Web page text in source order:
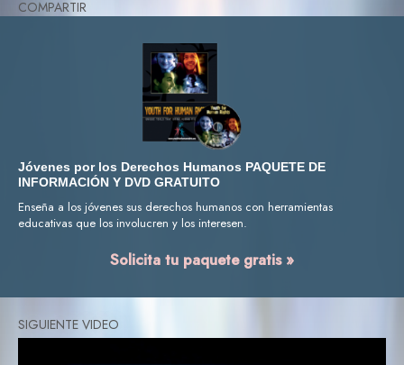
COMPARTIR
Jóvenes por los Derechos Humanos PAQUETE DE
INFORMACIÓN Y DVD GRATUITO
Enseña a los jóvenes sus derechos humanos con herramientas
educativas que los involucren y los interesen.
Solicita tu paquete gratis »